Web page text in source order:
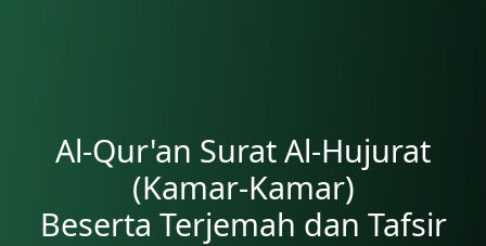
Al-Qur'an Surat Al-Hujurat
(Kamar-Kamar)
Beserta Terjemah dan Tafsir